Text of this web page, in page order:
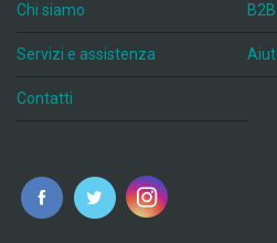
Chi siamo B2B
Servizi e assistenza
Contatti